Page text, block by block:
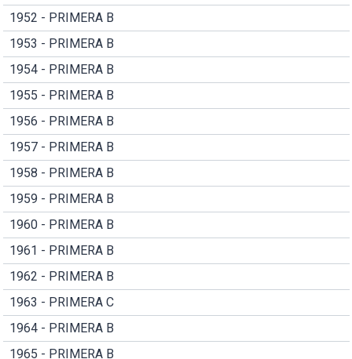
1952 - PRIMERA B
1953 - PRIMERA B
1954 - PRIMERA B
1955 - PRIMERA B
1956 - PRIMERA B
1957 - PRIMERA B
1958 - PRIMERA B
1959 - PRIMERA B
1960 - PRIMERA B
1961 - PRIMERA B
1962 - PRIMERA B
1963 - PRIMERA C
1964 - PRIMERA B
1965 - PRIMERA B